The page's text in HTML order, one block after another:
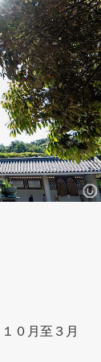
０月至３月